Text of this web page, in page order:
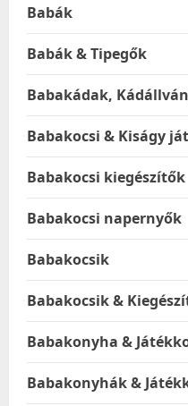
Babák
Babák & Tipegők
Babakádak,
Babakocsi & Kiságy
Babakocsi kiegészítők
Babakocsi napernyők
Babakocsik
Babakocsik &
Babakonyha &
Babakonyhák &